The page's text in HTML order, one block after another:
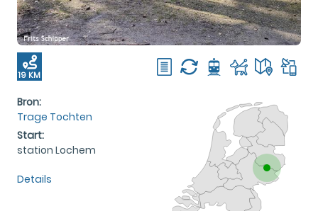
19 KM
Bron:
Trage Tochten
Start:
station Lochem
Details